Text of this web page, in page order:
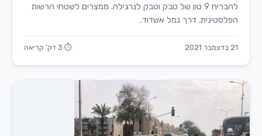
להבריח 9 טון של טבק וטבק לנרגילה. ממצרים לשטחי הרשות
הפלסטינית. דרך נמל אשדוד.
21 בדצמבר 2021 ⏱ 3 דק' קריאה